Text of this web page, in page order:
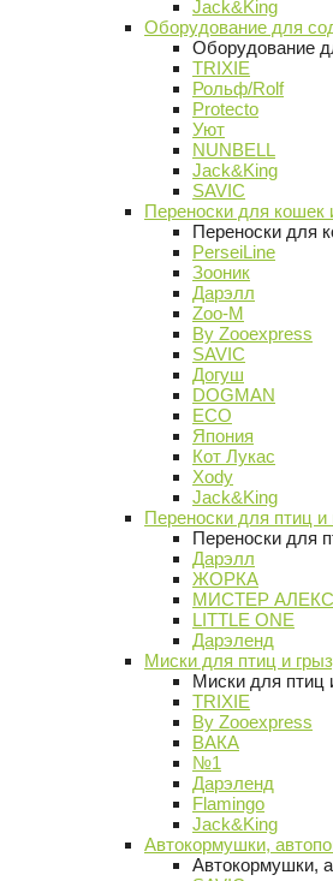
Jack&King
Оборудование для
Оборудование
TRIXIE
Рольф/Rolf
Protecto
Уют
NUNBELL
Jack&King
SAVIC
Переноски для кошек
Переноски для
PerseiLine
Зооник
Дарэлл
Zoo-M
By Zooexpress
SAVIC
Догуш
DOGMAN
ECO
Япония
Кот Лукас
Xody
Jack&King
Переноски для птиц и
Переноски для
Дарэлл
ЖОРКА
МИСТЕР АЛЕКС
LITTLE ONE
Дарэленд
Миски для птиц и
Миски для птиц
TRIXIE
By Zooexpress
ВАКА
№1
Дарэленд
Flamingo
Jack&King
Автокормушки,
Автокормушки,